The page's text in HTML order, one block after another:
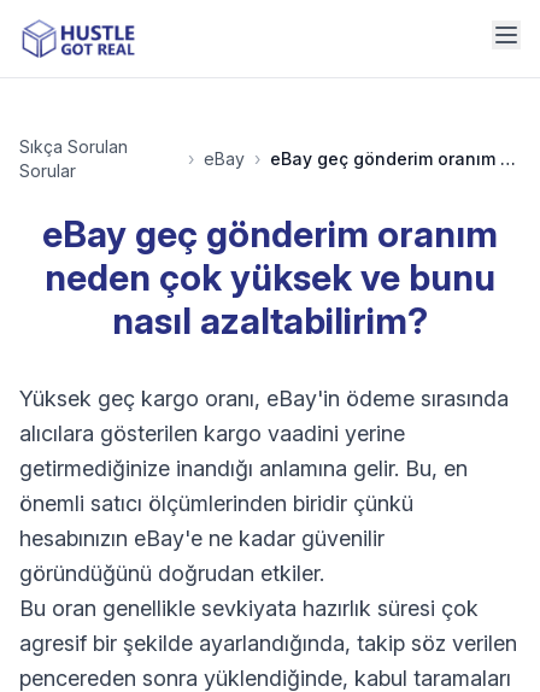
Sıkça Sorulan
Sorular
› eBay › eBay geç gönderim oranım neden çok yüksek ve bunu nasıl azaltabilirim?
eBay geç gönderim oranım
neden çok yüksek ve bunu
nasıl azaltabilirim?
Yüksek geç kargo oranı, eBay'in ödeme sırasında
alıcılara gösterilen kargo vaadini yerine
getirmediğinize inandığı anlamına gelir. Bu, en
önemli satıcı ölçümlerinden biridir çünkü
hesabınızın eBay'e ne kadar güvenilir
göründüğünü doğrudan etkiler.
Bu oran genellikle sevkiyata hazırlık süresi çok
agresif bir şekilde ayarlandığında, takip söz verilen
pencereden sonra yüklendiğinde, kabul taramaları